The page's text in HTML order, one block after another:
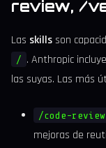
review, /
Las skillsson
/ . Anthropic
las suyas. Las más
/code-review
mejoras de